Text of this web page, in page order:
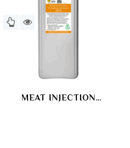
MEAT INJECTION